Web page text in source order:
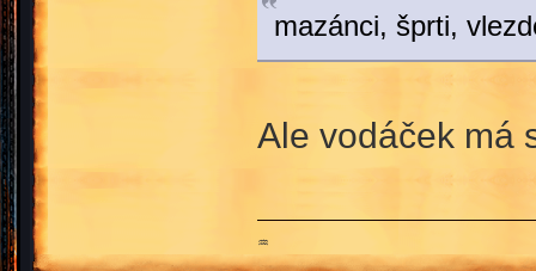
mazánci, šprti,
Ale vodáček má
♒